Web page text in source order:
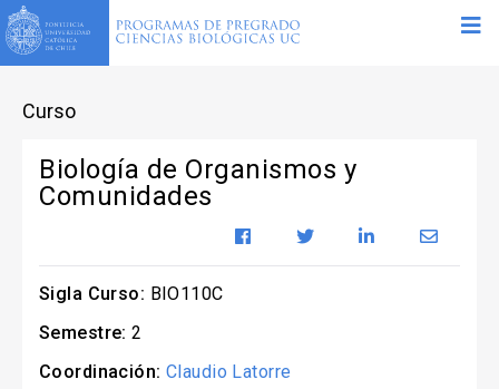
Curso
Biología de Organismos y
Comunidades
Sigla Curso: BIO110C
Semestre: 2
Coordinación: Claudio Latorre